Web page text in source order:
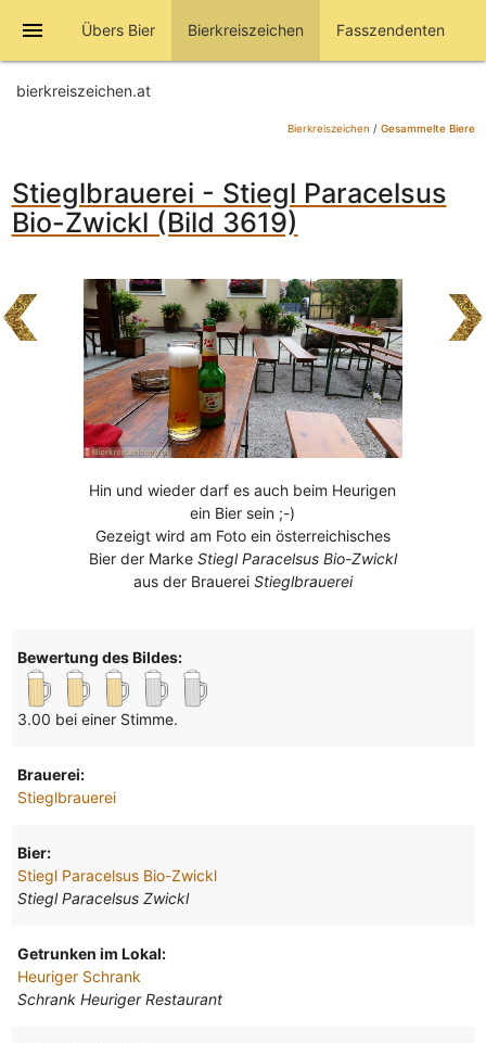
menu Übers Bier Bierkreiszeichen Fasszendenten
bierkreiszeichen.at
Bierkreiszeichen / Gesammelte Biere
Stieglbrauerei - Stiegl Paracelsus
Bio-Zwickl (Bild 3619)
Hin und wieder darf es auch beim Heurigen
ein Bier sein ;-)
Gezeigt wird am Foto ein österreichisches
Bier der Marke Stiegl Paracelsus Bio-Zwickl
aus der Brauerei Stieglbrauerei
Bewertung des Bildes:
3.00 bei einer Stimme.
Brauerei:
Stieglbrauerei
Bier:
Stiegl Paracelsus Bio-Zwickl
Stiegl Paracelsus Zwickl
Getrunken im Lokal:
Heuriger Schrank
Schrank Heuriger Restaurant